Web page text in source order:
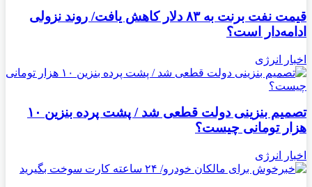
قیمت نفت برنت به ۸۳ دلار کاهش یافت/ روند نزولی
ادامه‌دار است؟
اخبار انرژی
تصمیم بنزینی دولت قطعی شد / پشت پرده بنزین ۱۰
هزار تومانی چیست؟
اخبار انرژی